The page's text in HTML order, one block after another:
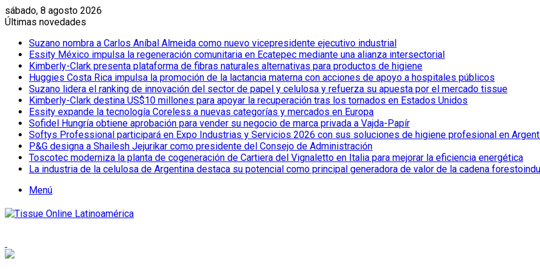
sábado, 8 agosto 2026
Últimas novedades
Suzano nombra a Carlos Aníbal Almeida como nuevo vicepresidente ejecutivo industrial
Essity México impulsa la regeneración comunitaria en Ecatepec mediante una alianza intersectorial
Kimberly-Clark presenta plataforma de fibras naturales alternativas para productos de higiene
Huggies Costa Rica impulsa la promoción de la lactancia materna con acciones de apoyo a hospitales públicos
Suzano lidera el ranking de innovación del sector de papel y celulosa y refuerza su apuesta por el mercado tissue
Kimberly-Clark destina US$10 millones para apoyar la recuperación tras los tornados en Estados Unidos
Essity expande la tecnología Coreless a nuevas categorías y mercados en Europa
Sofidel Hungría obtiene aprobación para vender su negocio de marca privada a Vajda-Papír
Softys Professional participará en Expo Industrias y Servicios 2026 con sus soluciones de higiene profesional en
P&G designa a Shailesh Jejurikar como presidente del Consejo de Administración
Toscotec moderniza la planta de cogeneración de Cartiera del Vignaletto en Italia para mejorar la eficiencia energética
La industria de la celulosa de Argentina destaca su potencial como principal generadora de valor de la cadena
Menú